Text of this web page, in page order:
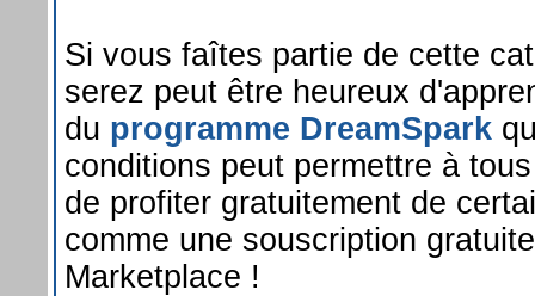
Si vous faîtes partie de cette
serez peut être heureux
du programme DreamSpark
conditions peut permettre à
de profiter gratuitement de
comme une souscription
Marketplace !